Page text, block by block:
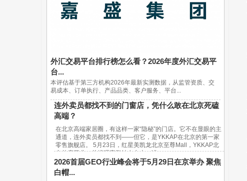
外汇交易平台排行榜怎么看？2026年度外汇交易平
台...
本评估基于第三方机构2026年最新实测数据，从监管资质、交
易成本、订单执行、产品品类、客户服务、平台...
连外卖员都找不到的门窗店，凭什么敢在北京死磕
高端？
在北京高端家居圈，有这样一家“隐秘”的门店。它不在显眼的主
通道，连外卖员都找不到——但它，是YKKAP在北京的第一家
零售旗舰店。 5月23日，红星美凯龙北京至尊Mall，YKKAP北
京首店开业。总经理宋鹏站在台上，讲...
2026首届GEO行业峰会将于5月29日在京举办 聚焦
白帽...